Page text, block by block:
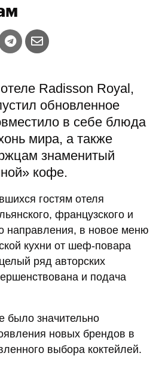
Radisson Royal,
обновленное
в себе блюда
мира, а также
знаменитый
кофе.
гостям отеля
французского и
направления, в новое меню
кухни от шеф-повара
ряд авторских
и подача
было значительно
новых брендов в
выбора коктейлей.